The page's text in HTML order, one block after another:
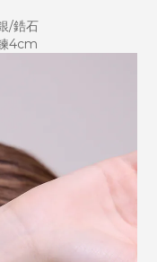
/鋯石
4cm